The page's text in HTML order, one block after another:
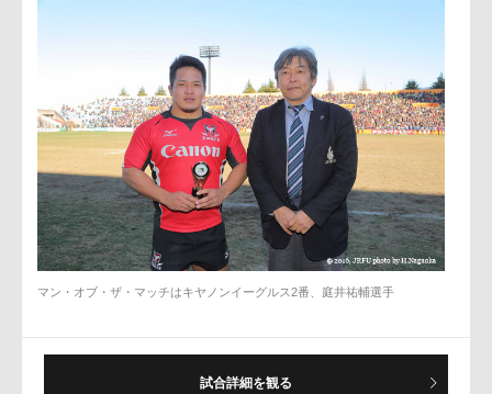
試合詳細を観る